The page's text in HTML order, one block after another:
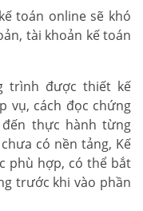
toán online sẽ khó
tài khoản kế toán
trình được thiết kế
vụ, cách đọc chứng
thực hành từng
có nền tảng, Kế
phù hợp, có thể bắt
trước khi vào phần